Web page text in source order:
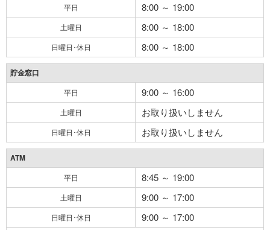
平日 8:00 ～ 19:00
土曜日 8:00 ～ 18:00
日曜日･休日 8:00 ～ 18:00
貯金窓口
平日 9:00 ～ 16:00
土曜日 お取り扱いしません
日曜日･休日 お取り扱いしません
ATM
平日 8:45 ～ 19:00
土曜日 9:00 ～ 17:00
日曜日･休日 9:00 ～ 17:00